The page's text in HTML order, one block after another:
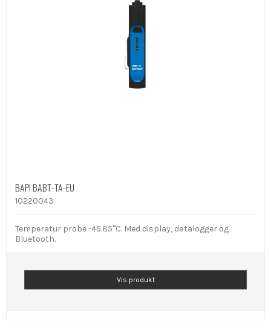
BAPI BABT-TA-EU
10220043
Temperatur probe -45.85°C. Med display, datalogger og
Bluetooth.
Vis produkt